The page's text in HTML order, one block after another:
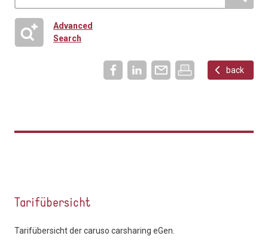
Advanced
Search
back
Tarifübersicht
Tarifübersicht der caruso carsharing eGen.